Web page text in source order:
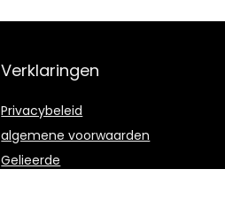
Verklaringen
Privacybeleid
algemene voorwaarden
Gelieerde